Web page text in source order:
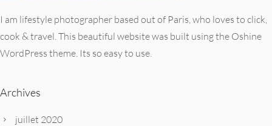
I am lifestyle photographer based out of Paris, who loves to click,
cook & travel. This beautiful website was built using the Oshine
WordPress theme. Its so easy to use.
Archives
juillet 2020